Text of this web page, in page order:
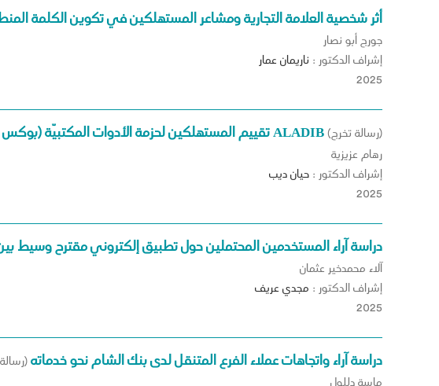
أثر شخصية العلامة التجارية ومشاعر المستهلكين في تكوين الكلمة
جورج أبو نصار
إشراف الدكتور : ناريمان عمار
2025
تقييم المستهلكين لحزمة الأدوات المكتبيّة (بوكس السعادة) في شركة الأديب للصناعة والتجارة ALADIB
(رسالة تخرج)
رهام عزيزية
إشراف الدكتور : حيانديب
2025
دراسة آراء المستخدمين المحتملين حول تطبيق إلكتروني مقترح وسيط بين
آلاء محمدخير عثمان
إشراف الدكتور : مجدي عريف
2025
دراسة آراء واتجاهات عملاء الفرع المتنقل لدى بنك الشام نحو خدماته